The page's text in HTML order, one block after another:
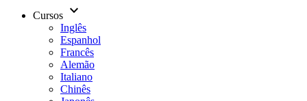
Cursos keyboard_arrow_down
Inglês
Espanhol
Francês
Alemão
Italiano
Chinês